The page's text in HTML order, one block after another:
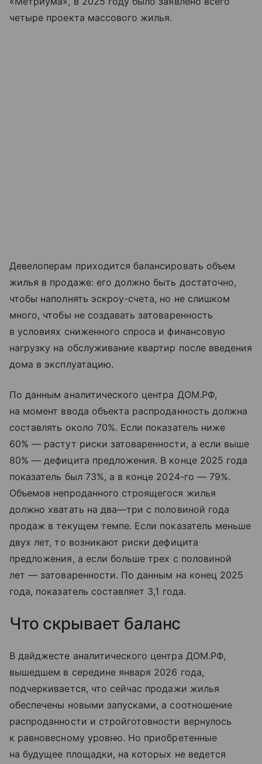
четыре проекта массового жилья.
Девелоперам приходится балансировать объем
жилья в продаже: его должно быть достаточно,
чтобы наполнять эскроу-счета, но не слишком
много, чтобы не создавать затоваренность
в условиях сниженного спроса и финансовую
нагрузку на обслуживание квартир после введения
дома в эксплуатацию.
По данным аналитического центра ДОМ.РФ,
на момент ввода объекта распроданность должна
составлять около 70%. Если показатель ниже
60% — растут риски затоваренности, а если выше
80% — дефицита предложения. В конце 2025 года
показатель был 73%, а в конце 2024-го — 79%.
Объемов непроданного строящегося жилья
должно хватать на два—три с половиной года
продаж в текущем темпе. Если показатель меньше
двух лет, то возникают риски дефицита
предложения, а если больше трех с половиной
лет — затоваренности. По данным на конец 2025
года, показатель составляет 3,1 года.
Что скрывает баланс
В дайджесте аналитического центра ДОМ.РФ,
вышедшем в середине января 2026 года,
подчеркивается, что сейчас продажи жилья
обеспечены новыми запусками, а соотношение
распроданности и стройготовности вернулось
к равновесному уровню. Но приобретенные
на будущее площадки, на которых не ведется